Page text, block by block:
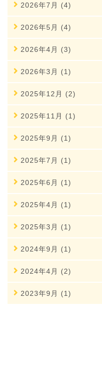
2026年7月 (4)
2026年5月 (4)
2026年4月 (3)
2026年3月 (1)
2025年12月 (2)
2025年11月 (1)
2025年9月 (1)
2025年7月 (1)
2025年6月 (1)
2025年4月 (1)
2025年3月 (1)
2024年9月 (1)
2024年4月 (2)
2023年9月 (1)